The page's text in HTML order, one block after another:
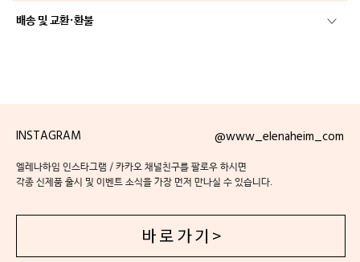
배송 및 교환·환불
INSTAGRAM @www_elenaheim_com
엘레나하임 인스타그램 / 카카오 채널친구를 팔로우 하시면
각종 신제품 출시 및 이벤트 소식을 가장 먼저 만나실 수 있습니다.
바 로 가 기 >